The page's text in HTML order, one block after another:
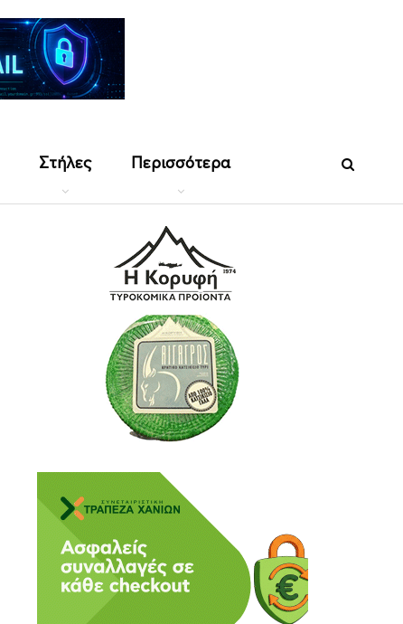
Στήλες Περισσότερα